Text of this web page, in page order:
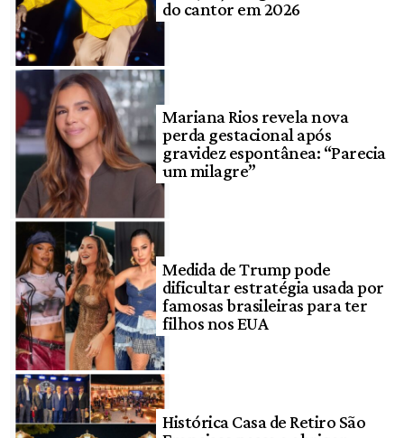
do cantor em 2026
Mariana Rios revela nova
perda gestacional após
gravidez espontânea: “Parecia
um milagre”
Medida de Trump pode
dificultar estratégia usada por
famosas brasileiras para ter
filhos nos EUA
Histórica Casa de Retiro São